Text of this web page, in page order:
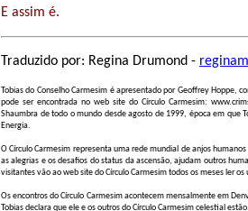
E assim é.
Traduzido por: Regina Drumond -
Tobias do Conselho Carmesim é apresentado por Geoffrey Hoppe,
pode ser encontrada no web site do Círculo Carmesim:
Shaumbra de todo o mundo desde agosto de 1999, época em que
Energia.
O Círculo Carmesim representa uma rede mundial de anjos
as alegrias e os desafios do status da ascensão, ajudam outros
visitantes vão ao web site do Círculo Carmesim todos os meses ler
Os encontros do Círculo Carmesim acontecem mensalmente em
Tobias declara que ele e os outros do Círculo Carmesim celestial